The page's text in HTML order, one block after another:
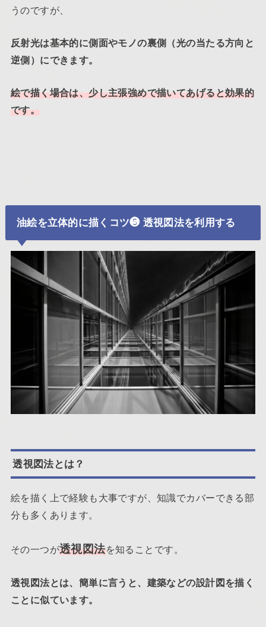
うのですが、
反射光は基本的に側面やモノの裏側（光の当たる方向と
逆側）にできます。
絵で描く場合は、少し主張強めで描いてあげると効果的
です。
油絵を立体的に描くコツ❺ 透視図法を利用する
透視図法とは？
絵を描く上で経験も大事ですが、知識でカバーできる部
分も多くあります。
その一つが透視図法を知ることです。
透視図法とは、簡単に言うと、建築などの設計図を描く
ことに似ています。